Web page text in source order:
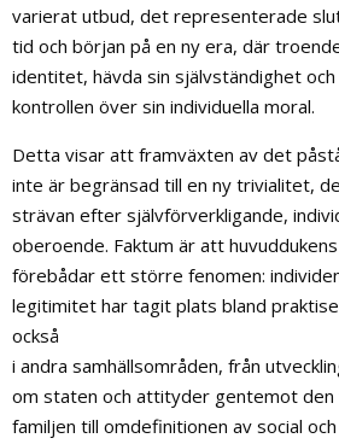
varierat utbud, det representerade
tid och början på en ny era, där
identitet, hävda sin självständighet
kontrollen över sin individuella moral.
Detta visar att framväxten av det
inte är begränsad till en ny trivialitet,
strävan efter självförverkligande,
oberoende. Faktum är att
förebådar ett större fenomen:
legitimitet har tagit plats bland
också
i andra samhällsområden, från
om staten och attityder gentemot den
familjen till omdefinitionen av social